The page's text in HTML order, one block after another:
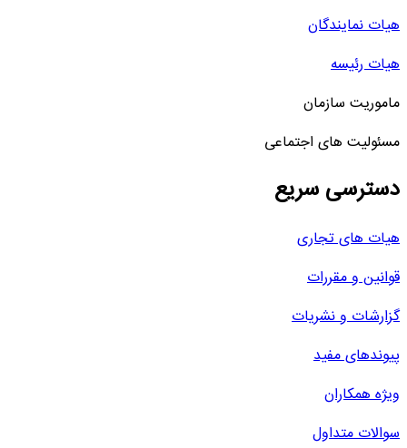
هیات نمایندگان
هیات رئیسه
ماموریت سازمان
مسئولیت های اجتماعی
دسترسی سریع
هیات های تجاری
قوانین و مقررات
گزارشات و نشریات
پیوندهای مفید
ویژه همکاران
سوالات متداول